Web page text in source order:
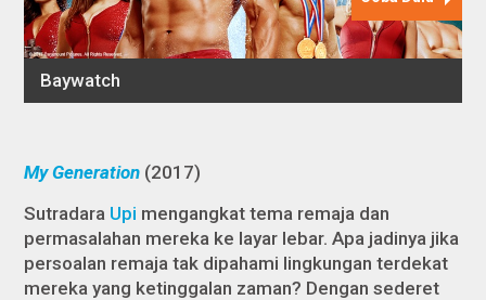
My Generation (2017)
Sutradara Upi mengangkat tema remaja dan
permasalahan mereka ke layar lebar. Apa jadinya jika
persoalan remaja tak dipahami lingkungan terdekat
mereka yang ketinggalan zaman? Dengan sederet